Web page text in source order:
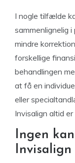
I nogle tilfælde
sammenlignelig
mindre
forskellige
behandlingen
at få en
eller
Invisalign altid
Ingen
Invisalign